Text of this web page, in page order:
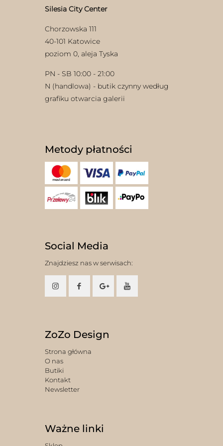
Silesia City Center
Chorzowska 111
40-101 Katowice
poziom 0, aleja Tyska
PN - SB 10:00 - 21:00
N (handlowa) - butik czynny według
grafiku otwarcia galerii
Metody płatności
Social Media
Znajdziesz nas w serwisach:
ZoZo Design
Strona główna
O nas
Butiki
Kontakt
Newsletter
Ważne linki